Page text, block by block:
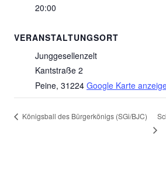
20:00
VERANSTALTUNGSORT
Junggesellenzelt
Kantstraße 2
Peine, 31224 Google Karte
Königsball des Bürgerkönigs (SGi/BJC)